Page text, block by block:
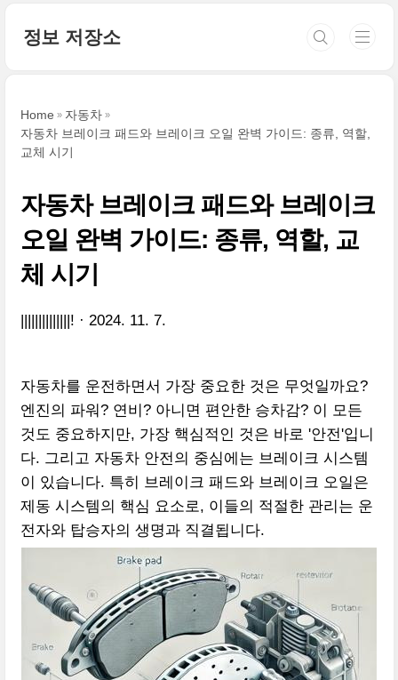
정보 저장소
Home
자동차
자동차 브레이크 패드와 브레이크 오일 완벽 가이드: 종류, 역할,
교체 시기
자동차 브레이크 패드와 브레이크
오일 완벽 가이드: 종류, 역할, 교
체 시기
||||||||||||||! 2024. 11. 7.
자동차를 운전하면서 가장 중요한 것은 무엇일까요?
엔진의 파워? 연비? 아니면 편안한 승차감? 이 모든
것도 중요하지만, 가장 핵심적인 것은 바로 '안전'입니
다. 그리고 자동차 안전의 중심에는 브레이크 시스템
이 있습니다. 특히 브레이크 패드와 브레이크 오일은
제동 시스템의 핵심 요소로, 이들의 적절한 관리는 운
전자와 탑승자의 생명과 직결됩니다.